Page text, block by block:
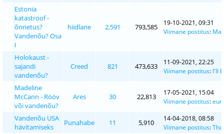
Estonia
katastroof -
õnnetus?
Vandenõu? Osa
I
hiidlane 2,591 793,585
19-10-2021, 09:31
Viimane postitus:
Holokaust -
sajandi
vandenõu?
Creed 821 473,633
11-09-2021, 22:25
Viimane postitus: I'll
Madeline
McCann - Rööv
või vandenõu?
Ares 30 22,813
17-05-2021, 15:04
Viimane postitus:
Vandenõu USA
hävitamiseks
Punahabe 11 5,910
14-04-2018, 08:58
Viimane postitus: